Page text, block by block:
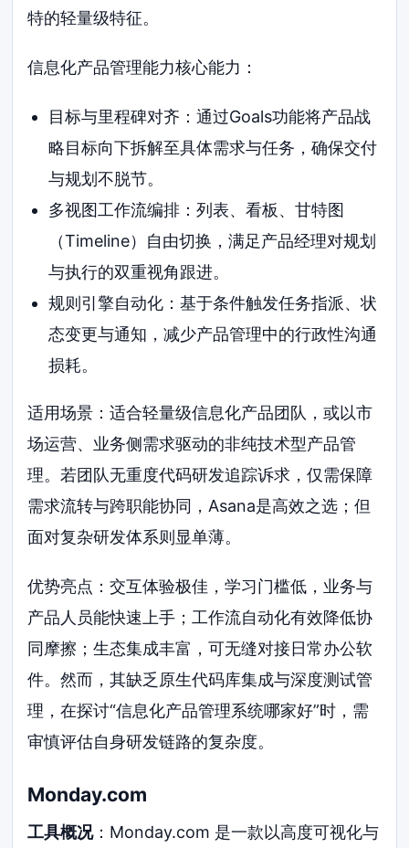
特的轻量级特征。
信息化产品管理能力核心能力：
目标与里程碑对齐：通过Goals功能将产品战
略目标向下拆解至具体需求与任务，确保交付
与规划不脱节。
多视图工作流编排：列表、看板、甘特图
（Timeline）自由切换，满足产品经理对规划
与执行的双重视角跟进。
规则引擎自动化：基于条件触发任务指派、状
态变更与通知，减少产品管理中的行政性沟通
损耗。
适用场景：适合轻量级信息化产品团队，或以市
场运营、业务侧需求驱动的非纯技术型产品管
理。若团队无重度代码研发追踪诉求，仅需保障
需求流转与跨职能协同，Asana是高效之选；但
面对复杂研发体系则显单薄。
优势亮点：交互体验极佳，学习门槛低，业务与
产品人员能快速上手；工作流自动化有效降低协
同摩擦；生态集成丰富，可无缝对接日常办公软
件。然而，其缺乏原生代码库集成与深度测试管
理，在探讨“信息化产品管理系统哪家好”时，需
审慎评估自身研发链路的复杂度。
Monday.com
工具概况：Monday.com 是一款以高度可视化与